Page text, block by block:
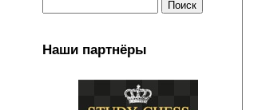
Наши партнёры